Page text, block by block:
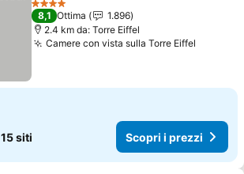
4 Stelle
8,1 Ottima
1.896
2.4 km da: Torre Eiffel
Camere con vista sulla Torre Eiffel
15 siti Scopri i prezzi